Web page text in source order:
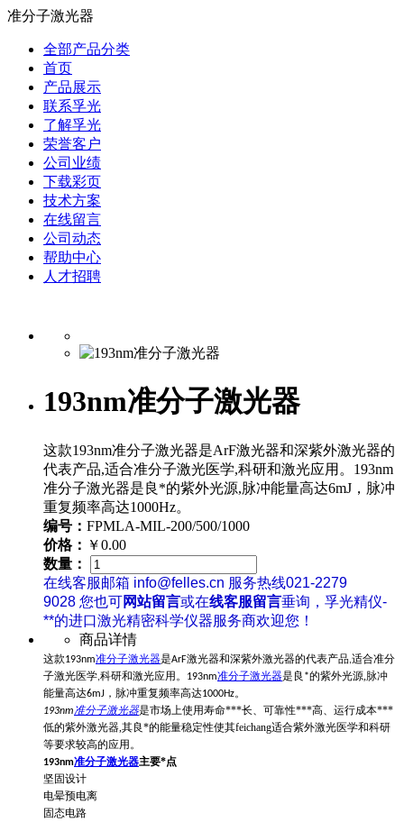
准分子激光器
全部产品分类
首页
产品展示
联系孚光
了解孚光
荣誉客户
公司业绩
下载彩页
技术方案
在线留言
公司动态
帮助中心
人才招聘
193nm准分子激光器
这款193nm准分子激光器是ArF激光器和深紫外激光器的
代表产品,适合准分子激光医学,科研和激光应用。193nm
准分子激光器是良*的紫外光源,脉冲能量高达6mJ，脉冲
重复频率高达1000Hz。
编号： FPMLA-MIL-200/500/1000
价格： ￥0.00
数量：
在线客服邮箱 info@felles.cn 服务热线021-2279
9028 您也可网站留言或在线客服留言垂询，孚光精仪-
**的进口激光精密科学仪器服务商欢迎您！
商品详情
这款193nm准分子激光器是ArF激光器和深紫外激光器的代表产品,适合准分
子激光医学,科研和激光应用。193nm准分子激光器是良*的紫外光源,脉冲
能量高达6mJ ，脉冲重复频率高达1000Hz。
193nm准分子激光器是市场上使用寿命***长、可靠性***高、运行成本***
低的紫外激光器,其良*的能量稳定性使其feichang适合紫外激光医学和科研
等要求较高的应用。
193nm准分子激光器主要*点
坚固设计
电晕预电离
固态电路